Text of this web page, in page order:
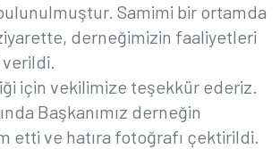
Samimi bir ortamda
derneğimizin faaliyetleri
verildi.
için vekilimize teşekkür ederiz.
Başkanımız derneğin
etti ve hatıra fotoğrafı çektirildi.